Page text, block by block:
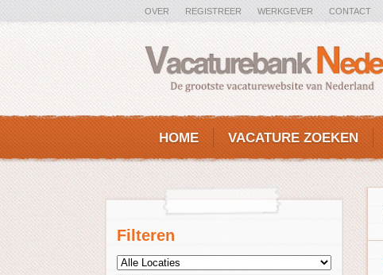
OVER REGISTREER WERKGEVER CONTACT
HOME VACATURE ZOEKEN
Filteren